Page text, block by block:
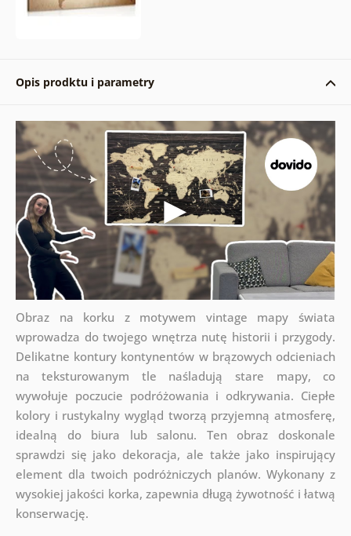
Opis prodktu i parametry
Obraz na korku z motywem vintage mapy świata
wprowadza do twojego wnętrza nutę historii i przygody.
Delikatne kontury kontynentów w brązowych odcieniach
na teksturowanym tle naśladują stare mapy, co
wywołuje poczucie podróżowania i odkrywania. Ciepłe
kolory i rustykalny wygląd tworzą przyjemną atmosferę,
idealną do biura lub salonu. Ten obraz doskonale
sprawdzi się jako dekoracja, ale także jako inspirujący
element dla twoich podróżniczych planów. Wykonany z
wysokiej jakości korka, zapewnia długą żywotność i łatwą
konserwację.